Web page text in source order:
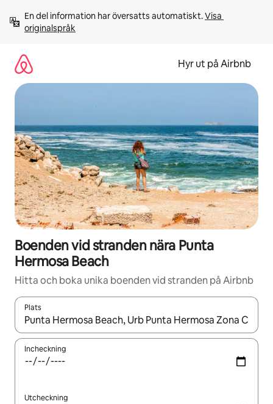
innehåll
En del information har översatts automatiskt. Visa
originalspråk
Hyr ut på Airbnb
Boenden vid stranden nära Punta
Hermosa Beach
Hitta och boka unika boenden vid stranden på Airbnb
Plats
När resultaten är tillgängliga kan du navigera med upp- och
Incheckning
Utcheckning